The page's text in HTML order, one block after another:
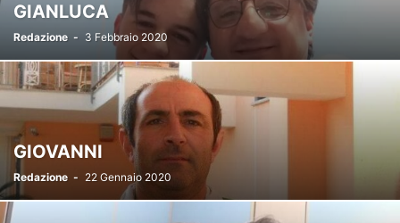
GIANLUCA
Redazione - 3 Febbraio 2020
GIOVANNI
Redazione - 22 Gennaio 2020